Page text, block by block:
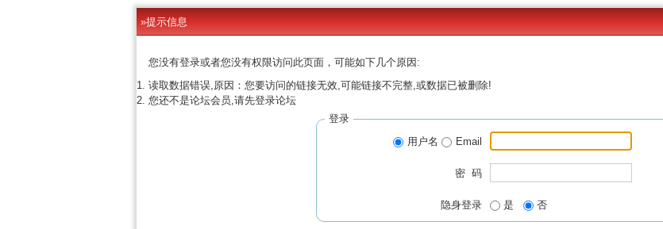
»提示信息
您没有登录或者您没有权限访问此页面，可能如下几个原因:
读取数据错误,原因：您要访问的链接无效,可能链接不完整,或数据已被删除!
您还不是论坛会员,请先登录论坛
登录
用户名
Email
密 码
隐身登录 是 否